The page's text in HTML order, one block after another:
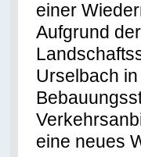
einer
Aufgrund
Urselbach
eine neues